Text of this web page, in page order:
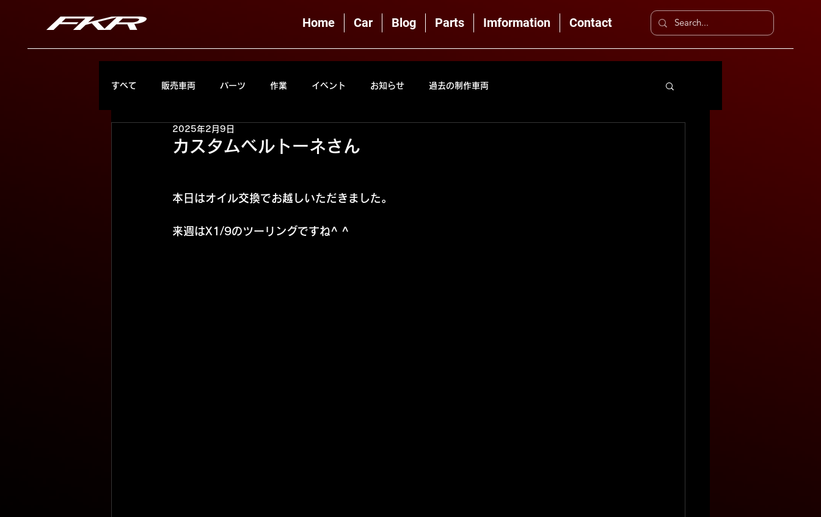
Home Car Blog Parts Imformation Contact
すべて 販売車両 パーツ 作業 イベント お知らせ 過去の制作車両
カスタムベルトーネさん
2025年2月9日
本日はオイル交換でお越しいただきました。
来週はX1/9のツーリングですね^ ^